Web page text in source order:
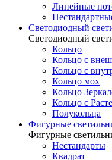
Линейные
Светодиодный
Светодиодный
Кольцо
Кольцо с
Кольцо с
Кольцо мох
Кольцо
Кольцо с
Полукольца
Фигурные
Фигурные
Нестандарты
Квадрат